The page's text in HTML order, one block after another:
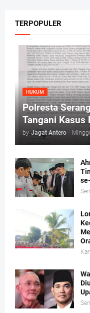
TERPOPULER
HUKUM
Polresta
Tangani Kasus
by Jagat Antero -